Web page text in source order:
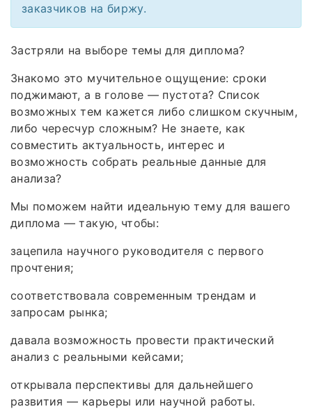
заказчиков на биржу.
Застряли на выборе темы для диплома?
Знакомо это мучительное ощущение: сроки
поджимают, а в голове — пустота? Список
возможных тем кажется либо слишком скучным,
либо чересчур сложным? Не знаете, как
совместить актуальность, интерес и
возможность собрать реальные данные для
анализа?
Мы поможем найти идеальную тему для вашего
диплома — такую, чтобы:
зацепила научного руководителя с первого
прочтения;
соответствовала современным трендам и
запросам рынка;
давала возможность провести практический
анализ с реальными кейсами;
открывала перспективы для дальнейшего
развития — карьеры или научной работы.